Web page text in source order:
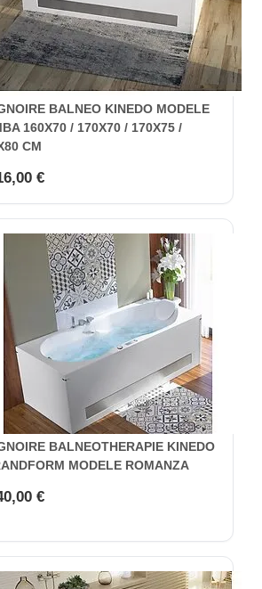
BALNEO KINEDO MODELE
160X70 / 170X70 / 170X75 /
CM
€
BALNEOTHERAPIE KINEDO
MODELE ROMANZA
€